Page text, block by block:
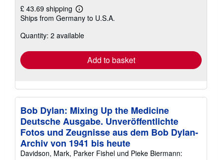
£ 43.69 shipping
Learn
more
shipping
Ships from Germany to U.S.A.
Quantity: 2 available
Add to basket
Bob Dylan: Mixing Up the Medicine
Deutsche Ausgabe. Unveröffentlichte
Fotos und Zeugnisse aus dem Bob Dylan-
Archiv von 1941 bis heute
Davidson, Mark, Parker Fishel und Pieke Biermann: